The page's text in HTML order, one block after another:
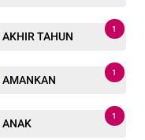
AKHIR TAHUN
1
AMANKAN
1
ANAK
1